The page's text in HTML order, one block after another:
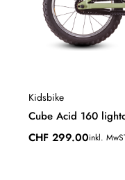
Kidsbike
Cube Acid 160
CHF 299.00inkl.